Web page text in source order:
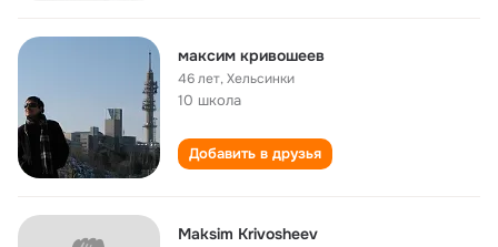
максим кривошеев
46 лет,Хельсинки
10 школа
Добавить в друзья
Maksim Krivosheev